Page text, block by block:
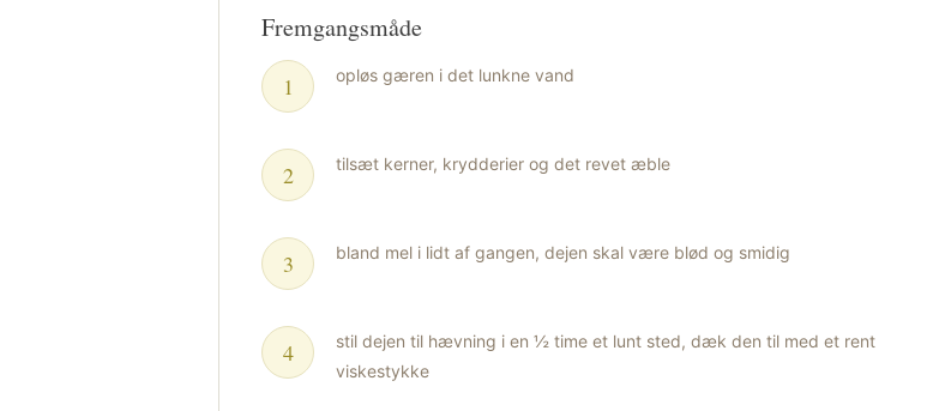
Fremgangsmåde
opløs gæren i det lunkne vand
tilsæt kerner, krydderier og det revet æble
bland mel i lidt af gangen, dejen skal være blød og smidig
stil dejen til hævning i en ½ time et lunt sted, dæk den til med et rent
viskestykke